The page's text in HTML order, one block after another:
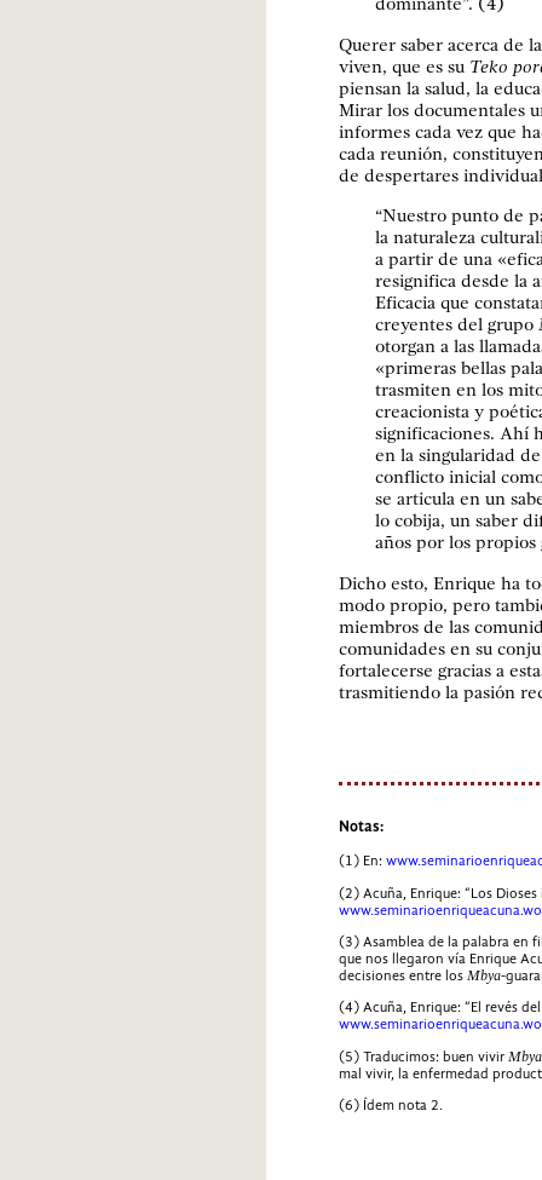
Querer saber acerca de
viven, que es su Teko
piensan la salud, la
Mirar los documentales
informes cada vez que
cada reunión,
de despertares
“Nuestro punto de
la naturaleza
a partir de una
resignifica desde la
Eficacia que
creyentes del grupo
otorgan a las
«primeras bellas
trasmiten en los
creacionista y
significaciones. Ahí
en la singularidad
conflicto inicial
se articula en un
lo cobija, un saber
años por los propios
Dicho esto, Enrique ha
modo propio, pero
miembros de las
comunidades en su
fortalecerse gracias a
trasmitiendo la pasión
Notas:
(1) En:
(2) Acuña, Enrique: “Los
(3) Asamblea de la palabra en
que nos llegaron vía Enrique
decisiones entre los Mbya-
(4) Acuña, Enrique: “El revés
(5) Traducimos: buen vivir
mal vivir, la enfermedad
(6) Ídem nota 2.